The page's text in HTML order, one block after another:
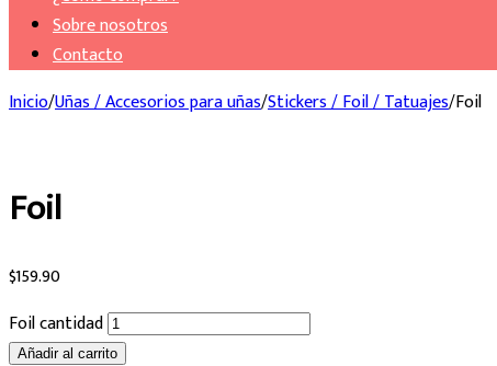
Sobre nosotros
Contacto
Inicio/Uñas / Accesorios para uñas/Stickers / Foil / Tatuajes/Foil
Foil
$159.90
Foil cantidad
Añadir al carrito